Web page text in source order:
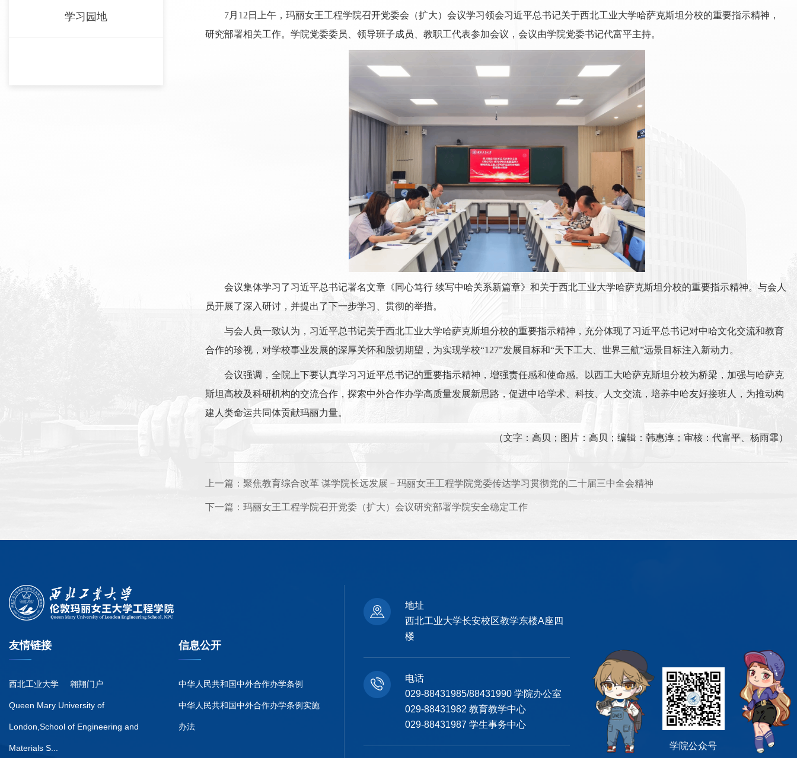
学习园地
7月12日上午，玛丽女王工程学院召开党委会（扩大）会议学习领会习近平总书记关于西北工业大学哈萨克斯坦分校的重要指示精神，
研究部署相关工作。学院党委委员、领导班子成员、教职工代表参加会议，会议由学院党委书记代富平主持。
会议集体学习了习近平总书记署名文章《同心笃行 续写中哈关系新篇章》和关于西北工业大学哈萨克斯坦分校的重要指示精神。与会人
员开展了深入研讨，并提出了下一步学习、贯彻的举措。
与会人员一致认为，习近平总书记关于西北工业大学哈萨克斯坦分校的重要指示精神，充分体现了习近平总书记对中哈文化交流和教育
合作的珍视，对学校事业发展的深厚关怀和殷切期望，为实现学校“127”发展目标和“天下工大、世界三航”远景目标注入新动力。
会议强调，全院上下要认真学习习近平总书记的重要指示精神，增强责任感和使命感。以西工大哈萨克斯坦分校为桥梁，加强与哈萨克
斯坦高校及科研机构的交流合作，探索中外合作办学高质量发展新思路，促进中哈学术、科技、人文交流，培养中哈友好接班人，为推动构
建人类命运共同体贡献玛丽力量。
（文字：高贝；图片：高贝；编辑：韩惠淳；审核：代富平、杨雨霏）
上一篇： 聚焦教育综合改革 谋学院长远发展－玛丽女王工程学院党委传达学习贯彻党的二十届三中全会精神
下一篇： 玛丽女王工程学院召开党委（扩大）会议研究部署学院安全稳定工作
友情链接
西北工业大学 翱翔门户
Queen Mary University of
London,School of Engineering and
Materials S...
信息公开
中华人民共和国中外合作办学条例
中华人民共和国中外合作办学条例实施
办法
地址
西北工业大学长安校区教学东楼A座四
楼
电话
029-88431985/88431990 学院办公室
029-88431982 教育教学中心
029-88431987 学生事务中心
学院公众号